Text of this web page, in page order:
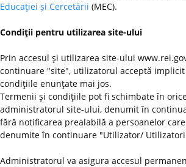
Educaţiei și Cercetării (MEC).
Condiţii pentru utilizarea site-ului
Prin accesul şi utilizarea site-ului
continuare "site", utilizatorul acceptă
condiţiile enunţate mai jos.
Termenii şi condiţiile pot fi schimbate în
administratorul site-ului, denumit în
fără notificarea prealabilă a persoanelor
denumite în continuare "Utilizator/
Administratorul va asigura accesul